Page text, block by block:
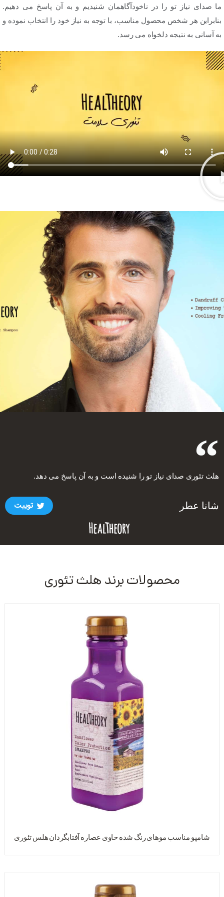
ما صدای نیاز تو را در ناخودآگاهمان شنیدیم و به آن پاسخ می دهیم.
بنابراین هر شخص محصول مناسب، با توجه به نیاز خود را انتخاب نموده و
به آسانی به نتیجه دلخواه می رسد.
هلث تئوری صدای نیاز تو را شنیده است و به آن پاسخ می دهد.
شانا عطر توییت
محصولات برند هلث تئوری
شامپو مناسب موهای رنگ شده حاوی عصاره آفتابگردان هلس تئوری